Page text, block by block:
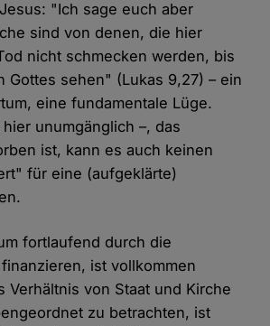
"Ich sage euch aber
sind von denen, die hier
nicht schmecken werden, bis
Gottes sehen" (Lukas 9,27) – ein
eine fundamentale Lüge.
unumgänglich –, das
ist, kann es auch keinen
für eine (aufgeklärte)
fortlaufend durch die
ist vollkommen
Verhältnis von Staat und Kirche
zu betrachten, ist